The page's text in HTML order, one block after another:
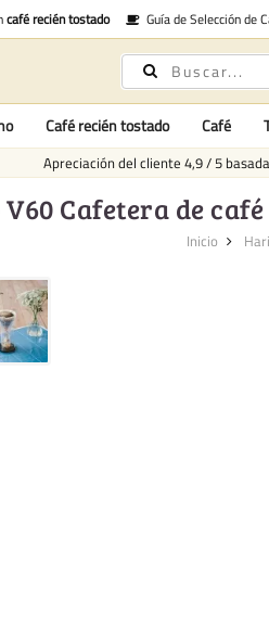
café recién tostado Guía de Selección de
Café recién tostado Café
Apreciación del cliente 4,9/5
Cafetera de
Inicio